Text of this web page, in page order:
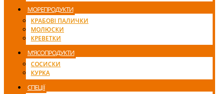
МОРЕПРОДУКТИ
КРАБОВІ ПАЛИЧКИ
МОЛЮСКИ
КРЕВЕТКИ
М’ЯСОПРОДУКТИ
СОСИСКИ
КУРКА
СПЕЦІЇ